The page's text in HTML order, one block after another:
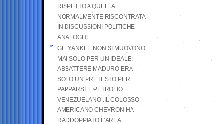
RISPETTO A QUELLA
NORMALMENTE RISCONTRATA
IN DISCUSSIONI POLITICHE
ANALOGHE
GLI YANKEE NON SI MUOVONO
MAI SOLO PER UN IDEALE:
ABBATTERE MADURO ERA
SOLO UN PRETESTO PER
PAPPARSI IL PETROLIO
VENEZUELANO .IL COLOSSO
AMERICANO CHEVRON HA
RADDOPPIATO L’AREA